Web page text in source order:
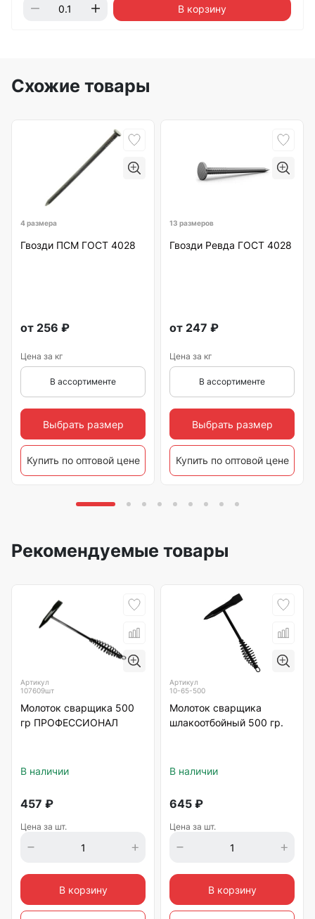
В корзину
Схожие товары
4 размера
Гвозди ПСМ ГОСТ 4028
от 256 ₽
Цена за кг
В ассортименте
Выбрать размер
Купить по оптовой цене
13 размеров
Гвозди Ревда ГОСТ 4028
от 247 ₽
Цена за кг
В ассортименте
Выбрать размер
Купить по оптовой цене
Рекомендуемые товары
Артикул
107609шт
Молоток сварщика 500
гр ПРОФЕССИОНАЛ
В наличии
457 ₽
Цена за шт.
В корзину
Артикул
10-65-500
Молоток сварщика
шлакоотбойный 500 гр.
В наличии
645 ₽
Цена за шт.
В корзину